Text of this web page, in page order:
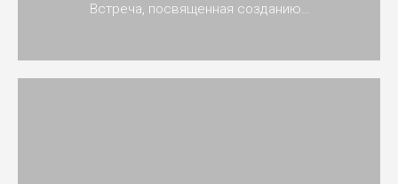
Встреча, посвященная созданию…